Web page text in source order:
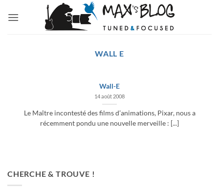
WALL E
Wall-E
14 août 2008
Le Maître incontesté des films d’animations, Pixar, nous a
récemment pondu une nouvelle merveille : [...]
CHERCHE & TROUVE !